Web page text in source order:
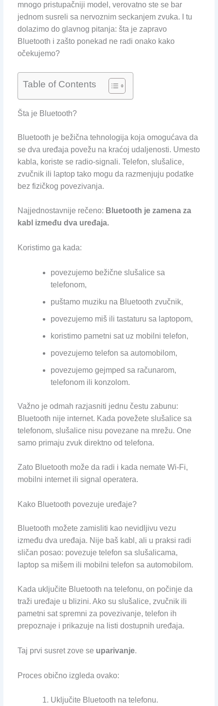
mnogo pristupačniji model, verovatno ste se bar
jednom susreli sa nervoznim seckanjem zvuka. I tu
dolazimo do glavnog pitanja: šta je zapravo
Bluetooth i zašto ponekad ne radi onako kako
očekujemo?
Table of Contents
Šta je Bluetooth?
Bluetooth je bežična tehnologija koja omogućava da
se dva uređaja povežu na kraćoj udaljenosti. Umesto
kabla, koriste se radio-signali. Telefon, slušalice,
zvučnik ili laptop tako mogu da razmenjuju podatke
bez fizičkog povezivanja.
Najjednostavnije rečeno: Bluetooth je zamena za
kabl između dva uređaja.
Koristimo ga kada:
povezujemo bežične slušalice sa
telefonom,
puštamo muziku na Bluetooth zvučnik,
povezujemo miš ili tastaturu sa laptopom,
koristimo pametni sat uz mobilni telefon,
povezujemo telefon sa automobilom,
povezujemo gejmped sa računarom,
telefonom ili konzolom.
Važno je odmah razjasniti jednu čestu zabunu:
Bluetooth nije internet. Kada povežete slušalice sa
telefonom, slušalice nisu povezane na mrežu. One
samo primaju zvuk direktno od telefona.
Zato Bluetooth može da radi i kada nemate Wi-Fi,
mobilni internet ili signal operatera.
Kako Bluetooth povezuje uređaje?
Bluetooth možete zamisliti kao nevidljivu vezu
između dva uređaja. Nije baš kabl, ali u praksi radi
sličan posao: povezuje telefon sa slušalicama,
laptop sa mišem ili mobilni telefon sa automobilom.
Kada uključite Bluetooth na telefonu, on počinje da
traži uređaje u blizini. Ako su slušalice, zvučnik ili
pametni sat spremni za povezivanje, telefon ih
prepoznaje i prikazuje na listi dostupnih uređaja.
Taj prvi susret zove se uparivanje.
Proces obično izgleda ovako:
Uključite Bluetooth na telefonu.